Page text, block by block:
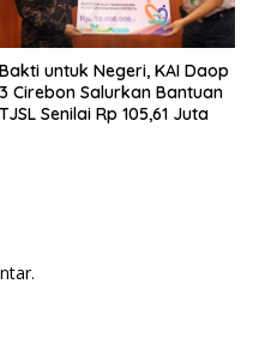
Bakti untuk Negeri, KAI Daop
3 Cirebon Salurkan Bantuan
TJSL Senilai Rp 105,61 Juta